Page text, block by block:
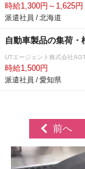
時給1,300円～1,625円
派遣社員 / 北海道
自動車製品の集荷
UTエージェント株式会社
時給1,500円
派遣社員 / 愛知県
前へ